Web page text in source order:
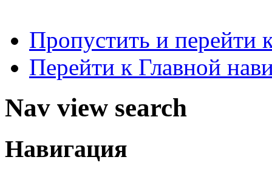
Пропустить и перейти
Перейти к Главной
Nav view search
Навигация